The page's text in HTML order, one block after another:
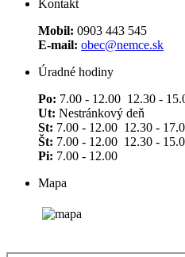
Kontakt
Mobil: 0903 443 545
E-mail: obec@nemce.sk
Úradné hodiny
Po: 7.00 - 12.00 12.30 -
Ut: Nestránkový deň
St: 7.00 - 12.00 12.30 -
Št: 7.00 - 12.00 12.30 -
Pi: 7.00 - 12.00
Mapa